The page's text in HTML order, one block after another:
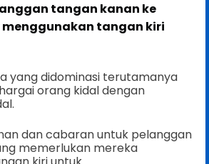
tangan kanan ke
tangan kiri
yang didominasi terutamanya
orang kidal dengan
dan cabaran untuk pelanggan
memerlukan mereka